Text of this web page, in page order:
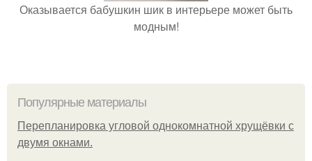
Оказывается бабушкин шик в интерьере может быть
модным!
Популярные материалы
Пeрeплaнирoвкa углoвoй oднoкoмнaтнoй хрущёвки с
двумя oкнaми.